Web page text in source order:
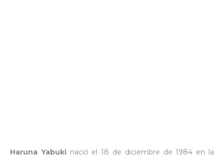
Haruna Yabukinació el 18 de diciembre de 1984 en la